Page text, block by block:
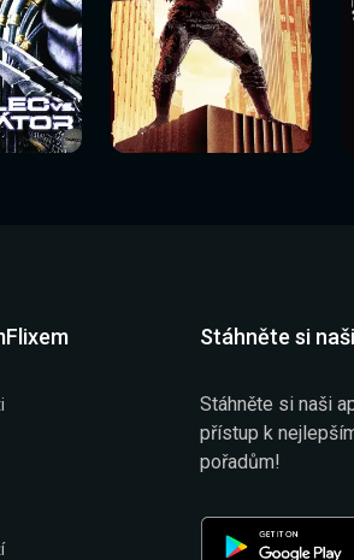
Sledovat
nyní
Sledovat nyní
Stáhněte si
Stáhněte si naši
přístup k
pořadům!